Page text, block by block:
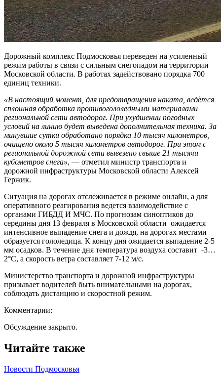
Дорожный комплекс Подмосковья переведен на усиленный
режим работы в связи с сильным снегопадом на территории
Московской области. В работах задействовано порядка 700
единиц техники.
«В настоящий момент, для предотвращения наката, ведётся
сплошная обработка противогололедными материалами
региональной сети автодорог. При ухудшении погодных
условий на линию будет выведена дополнительная техника. За
минувшие сутки обработано порядка 10 тысяч километров,
очищено около 5 тысяч километров автодорог. При этом с
региональной дорожной сети вывезено свыше 21 тысячи
кубометров снега», — отметил министр транспорта и
дорожной инфраструктуры Московской области Алексей
Гержик.
Ситуация на дорогах отслеживается в режиме онлайн, а для
оперативного реагирования ведется взаимодействие с
органами ГИБДД И МЧС. По прогнозам синоптиков до
середины дня 13 февраля в Московской области ожидается
интенсивное выпадение снега и дождя, на дорогах местами
образуется гололедица. К концу дня ожидается выпадение 2-5
мм осадков. В течение дня температура воздуха составит -3…
2°С, а скорость ветра составляет 7-12 м/с.
Министерство транспорта и дорожной инфраструктуры
призывает водителей быть внимательными на дорогах,
соблюдать дистанцию и скоростной режим.
Комментарии:
Обсуждение закрыто.
Читайте также
Новости Подмосковья